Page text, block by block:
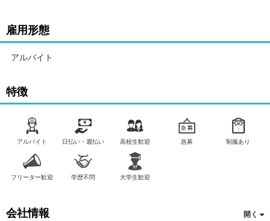
雇用形態
アルバイト
特徴
アルバイト 日払い・週払い 高校生歓迎 急募 制服あり
フリーター歓迎 学歴不問 大学生歓迎
会社情報